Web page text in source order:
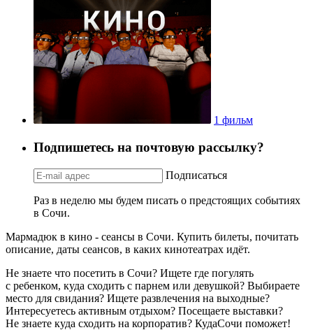
1 фильм
Подпишетесь на почтовую рассылку?
Подписаться
Раз в неделю мы будем писать о предстоящих событиях
в Сочи.
Мармадюк в кино - сеансы в Сочи. Купить билеты, почитать
описание, даты сеансов, в каких кинотеатрах идёт.
Не знаете что посетить в Сочи? Ищете где погулять
с ребенком, куда сходить с парнем или девушкой? Выбираете
место для свидания? Ищете развлечения на выходные?
Интересуетесь активным отдыхом? Посещаете выставки?
Не знаете куда сходить на корпоратив? КудаСочи поможет!